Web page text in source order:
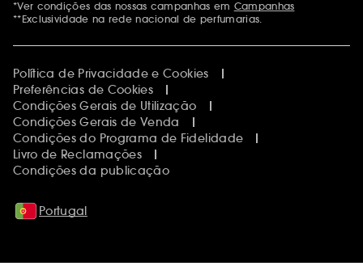
*Ver condições das nossas campanhas em Campanhas
**Exclusividade na rede nacional de perfumarias.
Política de Privacidade e Cookies
Preferências de Cookies
Condições Gerais de Utilização
Condições Gerais de Venda
Condições do Programa de Fidelidade
Livro de Reclamações
Condições da publicação
Portugal